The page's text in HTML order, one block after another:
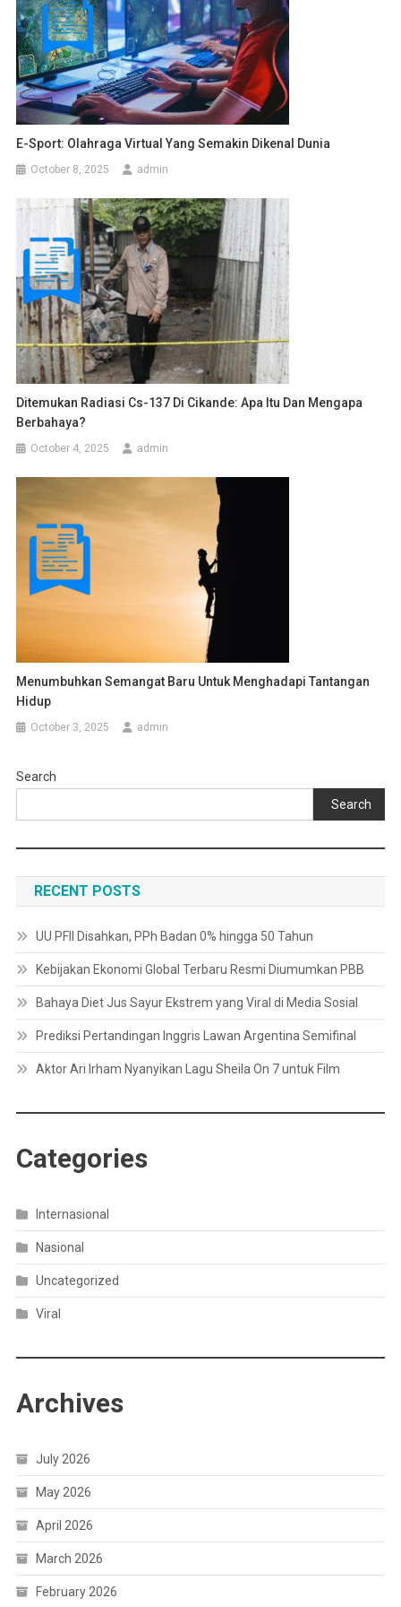
E-Sport: Olahraga Virtual Yang Semakin Dikenal Dunia
October 8, 2025 admin
Ditemukan Radiasi Cs-137 Di Cikande: Apa Itu Dan Mengapa
Berbahaya?
October 4, 2025 admin
Menumbuhkan Semangat Baru Untuk Menghadapi Tantangan
Hidup
October 3, 2025 admin
Search
Search
RECENT POSTS
UU PFII Disahkan, PPh Badan 0% hingga 50 Tahun
Kebijakan Ekonomi Global Terbaru Resmi Diumumkan PBB
Bahaya Diet Jus Sayur Ekstrem yang Viral di Media Sosial
Prediksi Pertandingan Inggris Lawan Argentina Semifinal
Aktor Ari Irham Nyanyikan Lagu Sheila On 7 untuk Film
Categories
Internasional
Nasional
Uncategorized
Viral
Archives
July 2026
May 2026
April 2026
March 2026
February 2026